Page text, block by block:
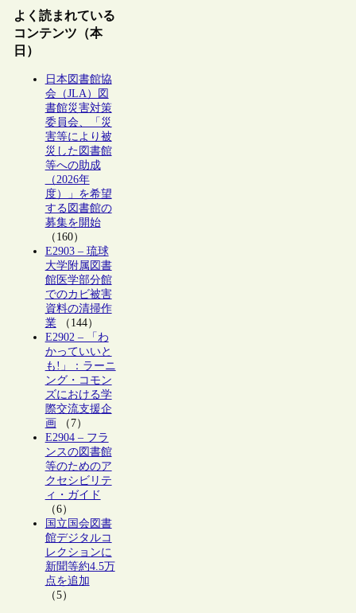
よく読まれている
コンテンツ（本
日）
日本図書館協
会（JLA）図
書館災害対策
委員会、「災
害等により被
災した図書館
等への助成
（2026年
度）」を希望
する図書館の
募集を開始
（160）
E2903 – 琉球
大学附属図書
館医学部分館
でのカビ被害
資料の清掃作
業（144）
E2902 – 「わ
かっていいと
も!」：ラーニ
ング・コモン
ズにおける学
際交流支援企
画 （7）
E2904 – フラ
ンスの図書館
等のためのア
クセシビリテ
ィ・ガイド
（6）
国立国会図書
館デジタルコ
レクションに
新聞等約4.5万
点を追加
（5）